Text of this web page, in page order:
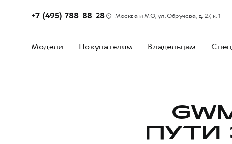
+7 (495) 788-88-28 Москва и МО, ул. Обручева, д. 27, к. 1
Модели Покупателям Владельцам
ПУТИ